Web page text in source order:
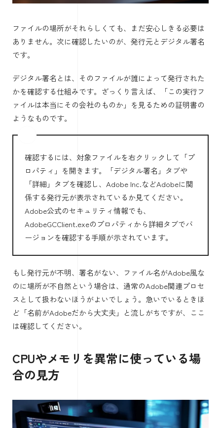
ファイルの場所がそれらしくても、まだ安心しきる必要は
ありません。次に確認したいのが、発行元とデジタル署名
です。
デジタル署名とは、そのファイルが誰によって発行された
かを確認する仕組みです。ざっくり言えば、「この実行フ
ァイルは本当にその会社のものか」を見るための証明書の
ようなものです。
確認するには、対象ファイルを右クリックして「プ
ロパティ」を開きます。「デジタル署名」タブや
「詳細」タブを確認し、Adobe Inc.などAdobeに関
係する発行元が表示されているか見てください。
Adobe公式のセキュリティ情報でも、
AdobeGCClient.exeのプロパティから詳細タブでバ
ージョンを確認する手順が示されています。
もし発行元が不明、署名がない、ファイル名がAdobe風な
のに場所が不自然という場合は、通常のAdobe関連プロセ
スとして扱わないほうがよいでしょう。急いでいるときほ
ど「名前がAdobeだから大丈夫」と流しがちですが、ここ
は確認してください。
CPUやメモリを異常に使っている場
合の見方